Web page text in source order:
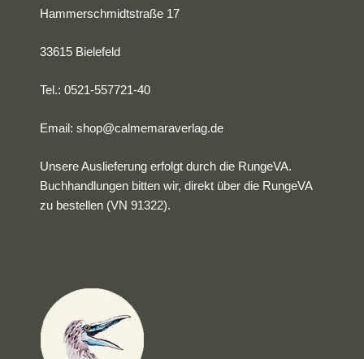
Hammerschmidtstraße 17
33615 Bielefeld
Tel.: 0521-557721-40
Email:shop@calmemaraverlag.de
Unsere Auslieferung erfolgt durch die RungeVA.
Buchhandlungen bitten wir, direkt über die RungeVA
zu bestellen (VN 91322).